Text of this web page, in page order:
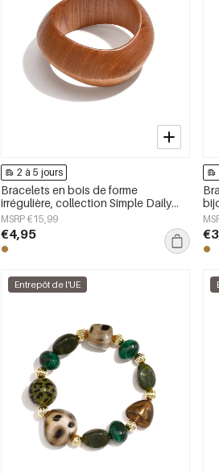
2 à 5 jours
Bracelets en bois de forme
irrégulière, collection Simple Daily
Simple, bijoux pour femmes
MSRP €15,99
€4,95
Entrepôt de l'UE